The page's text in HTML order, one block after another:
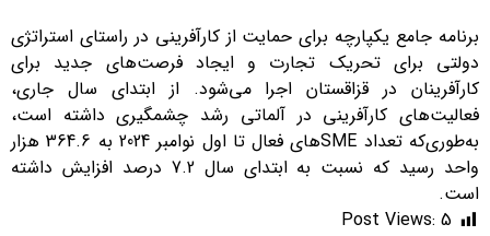
برنامه جامع یکپارچه برای حمایت از کارآفرینی در راستای استراتژی
دولتی برای تحریک تجارت و ایجاد فرصت‌های جدید برای
کارآفرینان در قزاقستان اجرا می‌شود. از ابتدای سال جاری،
فعالیت‌های کارآفرینی در آلماتی رشد چشمگیری داشته است،
به‌طوری‌که تعداد SMEهای فعال تا اول نوامبر 2024 به 364.6 هزار
واحد رسید که نسبت به ابتدای سال 7.2 درصد افزایش داشته
است.
Post Views: 5